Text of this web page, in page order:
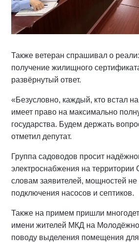
Также ветеран спрашивал о
получение жилищного
развёрнутый ответ.
«Безусловно, каждый, кто встал
имеет право на максимально
государства. Будем держать
отметил депутат.
Группа садоводов просит
электроснабжения на
словам заявителей, мощностей не
подключения насосов и септиков.
Также на примем пришли
имени жителей МКД на
поводу выделения помещения для